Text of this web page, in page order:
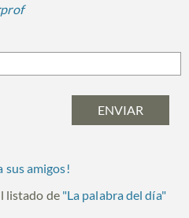
sus amigos!
listado de "La palabra del día"